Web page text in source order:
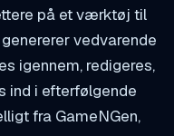
på et værktøj til
vedvarende
igennem, redigeres,
ind i efterfølgende
fra GameNGen,